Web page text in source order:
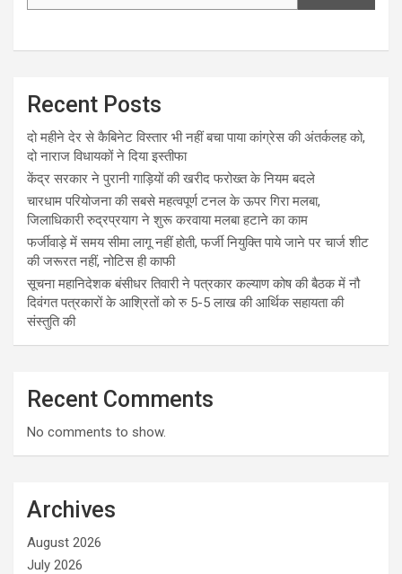
Recent Posts
दो महीने देर से कैबिनेट विस्तार भी नहीं बचा पाया कांग्रेस की अंतर्कलह को,
दो नाराज विधायकों ने दिया इस्तीफा
केंद्र सरकार ने पुरानी गाड़ियों की खरीद फरोख्त के नियम बदले
चारधाम परियोजना की सबसे महत्वपूर्ण टनल के ऊपर गिरा मलबा,
जिलाधिकारी रुद्रप्रयाग ने शुरू करवाया मलबा हटाने का काम
फर्जीवाड़े में समय सीमा लागू नहीं होती, फर्जी नियुक्ति पाये जाने पर चार्ज शीट
की जरूरत नहीं, नोटिस ही काफी
सूचना महानिदेशक बंसीधर तिवारी ने पत्रकार कल्याण कोष की बैठक में नौ
दिवंगत पत्रकारों के आश्रितों को रु 5-5 लाख की आर्थिक सहायता की
संस्तुति की
Recent Comments
No comments to show.
Archives
August 2026
July 2026